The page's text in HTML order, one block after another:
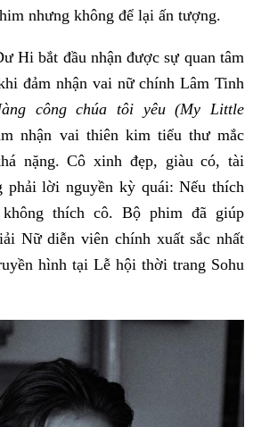
nhưng không để lại ấn tượng.
Hi bắt đầu nhận được sự quan tâm
đảm nhận vai nữ chính Lâm Tinh
công chúa tôi yêu (My Little
nhận vai thiên kim tiểu thư mắc
nặng. Cô xinh đẹp, giàu có, tài
phải lời nguyền kỳ quái: Nếu thích
thích cô. Bộ phim đã giúp
Nữ diễn viên chính xuất sắc nhất
hình tại Lễ hội thời trang Sohu